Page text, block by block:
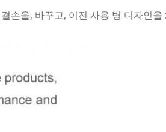
손을, 바꾸고, 이전 사용 병 디자인